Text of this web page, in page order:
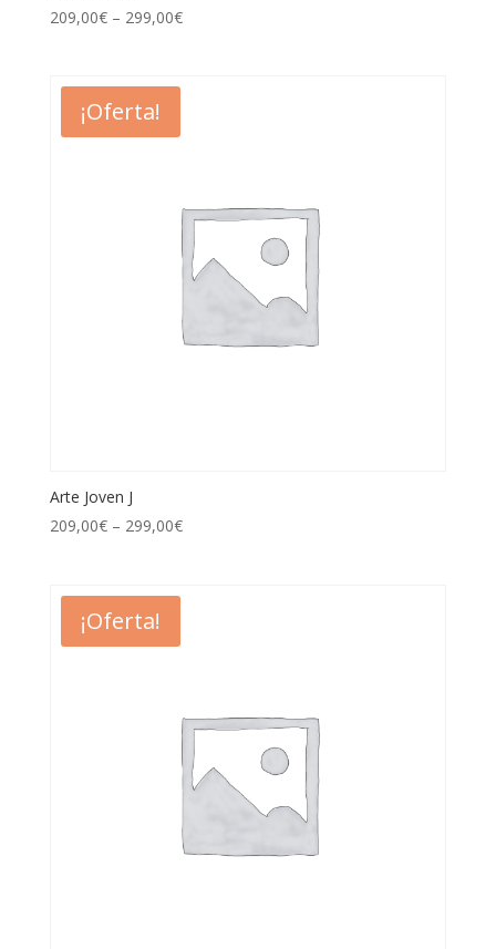
209,00€– 299,00€
¡Oferta!
Arte Joven J
209,00€– 299,00€
¡Oferta!